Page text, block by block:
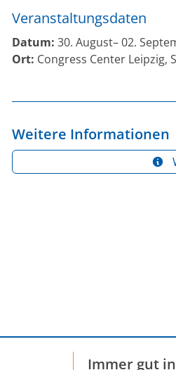
Veranstaltungsdaten
Datum: 30. August– 02.
Ort: Congress Center Leipzig,
Weitere Informationen
Immer gut